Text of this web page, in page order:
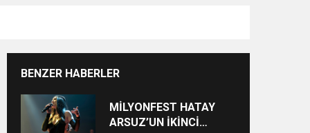
BENZER HABERLER
MİLYONFEST HATAY
ARSUZ’UN İKİNCİ